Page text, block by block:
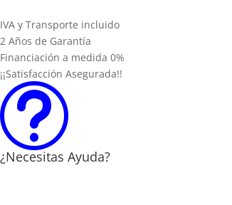
IVA y Transporte incluido
2 Años de Garantía
Financiación a medida 0%
¡¡Satisfacción Asegurada!!
t
¿Necesitas Ayuda?